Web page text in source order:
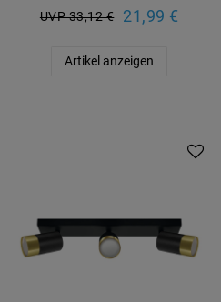
UVP 33,12 € 21,99 €
Artikel anzeigen